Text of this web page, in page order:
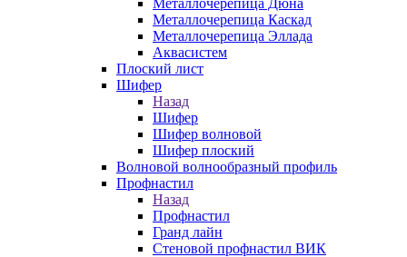
Металлочерепица Дюна
Металлочерепица Каскад
Металлочерепица Эллада
Аквасистем
Плоский лист
Шифер
Назад
Шифер
Шифер волновой
Шифер плоский
Волновой волнообразный профиль
Профнастил
Назад
Профнастил
Гранд лайн
Стеновой профнастил ВИК